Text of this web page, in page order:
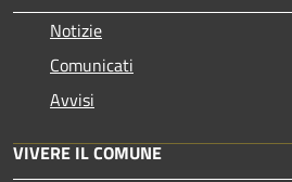
Notizie
Comunicati
Avvisi
VIVERE IL COMUNE